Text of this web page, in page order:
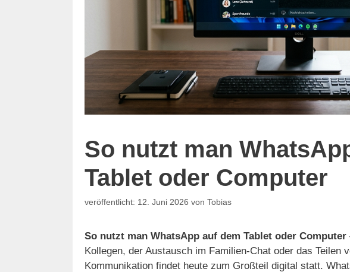
So nutzt man
Tablet oder Computer
12. Juni 2026 von Tobias
So nutzt man WhatsApp auf dem Tablet oder Computer
Kollegen, der Austausch im Familien-Chat oder das Teilen
Kommunikation findet heute zum Großteil digital statt.